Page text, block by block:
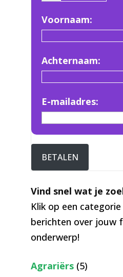
Voornaam:
Achternaam:
E-mailadres:
BETALEN
Vind snel wat je
Klik op een
berichten over jouw
onderwerp!
Agrariërs(5)